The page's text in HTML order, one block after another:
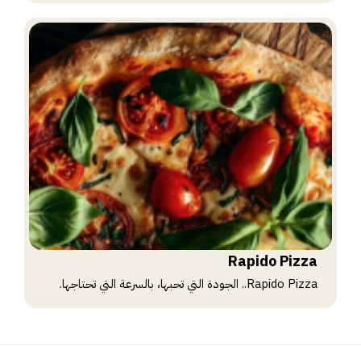
Rapido Pizza
Rapido Pizza.. الجودة التي تحبها، بالسرعة التي تحتاجها.